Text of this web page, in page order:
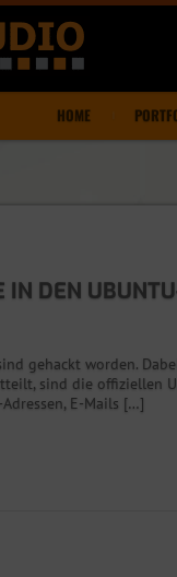
HOME
IN DEN
gehackt worden.
sind die offiziellen
E-Mails […]